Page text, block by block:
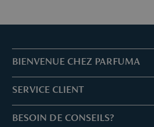
BIENVENUE CHEZ PARFUMA
Boutiques & Services
Réservez votre traitement
SERVICE CLIENT
Service client & Questions fréquentes
BESOIN DE CONSEILS?